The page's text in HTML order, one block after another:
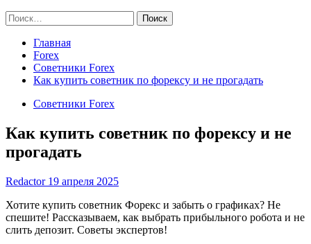
Найти:
Главная
Forex
Советники Forex
Как купить советник по форексу и не прогадать
Советники Forex
Как купить советник по форексу и не
прогадать
Redactor 19 апреля 2025
Хотите купить советник Форекс и забыть о графиках? Не
спешите! Рассказываем, как выбрать прибыльного робота и не
слить депозит. Советы экспертов!